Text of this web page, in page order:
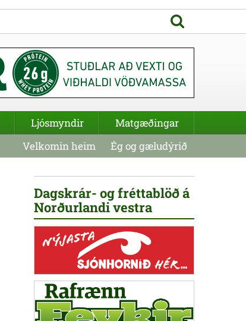
Dagskrár- og fréttablöð á
Norðurlandi vestra
Ljósmyndir
Matgæðingar
Velkomin heim Ég og gæludýrið